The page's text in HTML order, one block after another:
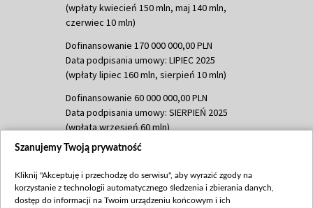
(wpłaty kwiecień 150 mln, maj 140 mln,
czerwiec 10 mln)
Dofinansowanie 170 000 000,00 PLN
Data podpisania umowy: LIPIEC 2025
(wpłaty lipiec 160 mln, sierpień 10 mln)
Dofinansowanie 60 000 000,00 PLN
Data podpisania umowy: SIERPIEŃ 2025
(wpłata wrzesień 60 mln)
Dofinansowanie 635 783 051,21 PLN
(wpłata wrzesień 100 mln, październik 350
mln, listopad 265 mln)
Szanujemy Twoją prywatność
Kliknij "Akceptuję i przechodzę do serwisu", aby wyrazić zgody na
korzystanie z technologii automatycznego śledzenia i zbierania danych,
dostęp do informacji na Twoim urządzeniu końcowym i ich